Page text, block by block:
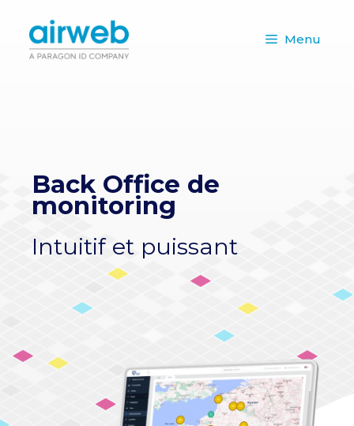
contenu
Menu
Back Office de
monitoring
Intuitif et puissant